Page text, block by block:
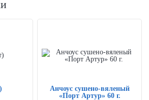
Анчоус сушено-вяленый
«Порт Артур» 60 г.